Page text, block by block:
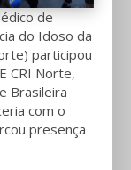
de
do Idoso da
participou
CRI Norte,
Brasileira
com o
presença